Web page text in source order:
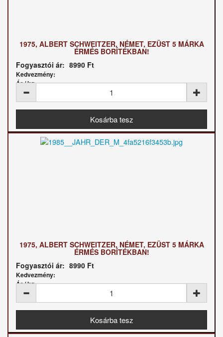
1975, ALBERT SCHWEITZER, NÉMET, EZÜST 5 MÁRKA
ÉRMÉS BORÍTÉKBAN!
Fogyasztói ár: 8990 Ft
Kedvezmény:
Ár / kg:
1975, ALBERT SCHWEITZER, NÉMET, EZÜST 5 MÁRKA
ÉRMÉS BORÍTÉKBAN!
Fogyasztói ár: 8990 Ft
Kedvezmény:
Ár / kg: